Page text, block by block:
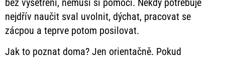
nejdřív naučit sval uvolnit, dýchat, pracovat se
zácpou a teprve potom posilovat.
Jak to poznat doma? Jen orientačně. Pokud